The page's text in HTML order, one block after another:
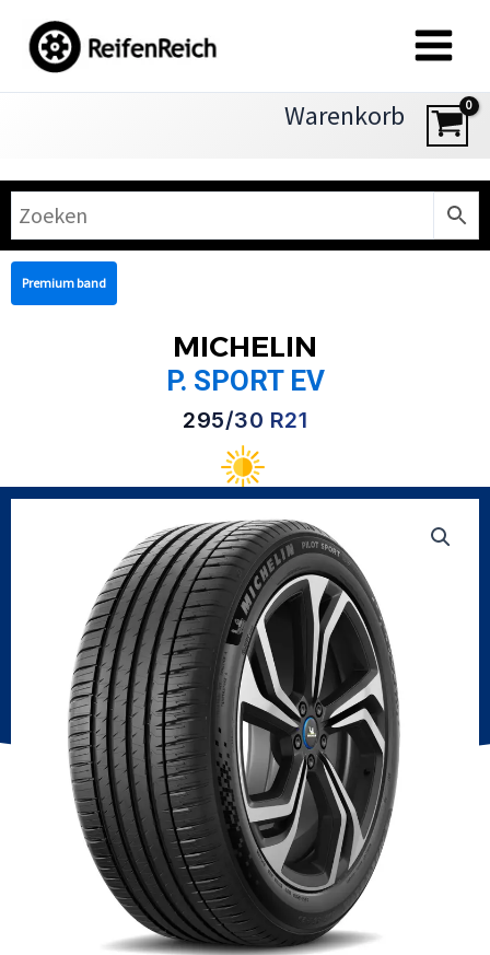
Inhalt
springen
Warenkorb
Premium band
MICHELIN
P. SPORT EV
295/30 R21